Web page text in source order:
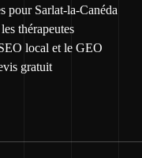
pour Sarlat-la-Canéda
thérapeutes
local et le GEO
gratuit